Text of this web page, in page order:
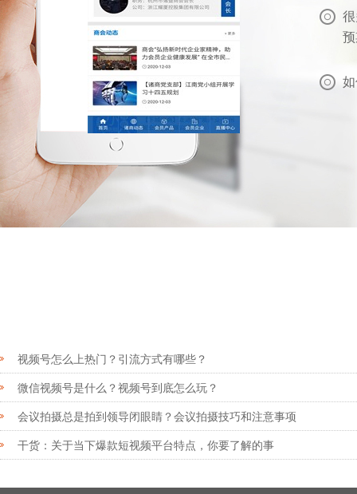
视频号怎么上热门？引流方式有哪些？
微信视频号是什么？视频号到底怎么玩？
会议拍摄总是拍到领导闭眼睛？会议拍摄技巧和注意事项
干货：关于当下爆款短视频平台特点，你要了解的事